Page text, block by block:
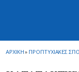
ΑΡΧΙΚΗ» ΠΡΟΠΤΥΧΙΑΚΕΣ